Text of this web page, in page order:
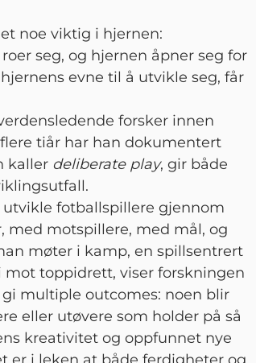
noe viktig i hjernen:
seg, og hjernen åpner seg for
evne til å utvikle seg, får
forsker innen
tiår har han dokumentert
kaller deliberate play, gir både
fotballspillere gjennom
med motspillere, med mål, og
møter i kamp, en spillsentrert
toppidrett, viser forskningen
multiple outcomes: noen blir
eller utøvere som holder på så
kreativitet og oppfunnet nye